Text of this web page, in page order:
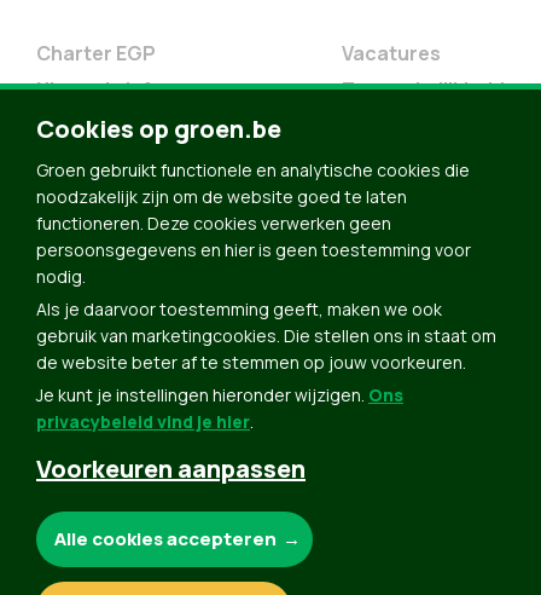
Charter EGP
Nieuwsbrief
Doe Mee
Contact
Groen in je buurt
Meldpunt
Vacatures
Toegankelijkheid
Word lid
Agenda
Bekijk kalender
Verleng je lidmaatschap
Programma oktober 2024
Programma juni 2024
Downloads
Webshop
Cookies op groen.be
Groen gebruikt functionele en analytische cookies die
noodzakelijk zijn om de website goed te laten
functioneren. Deze cookies verwerken geen
persoonsgegevens en hier is geen toestemming voor
nodig.
Als je daarvoor toestemming geeft, maken we ook
gebruik van marketingcookies. Die stellen ons in staat om
de website beter af te stemmen op jouw voorkeuren.
Je kunt je instellingen hieronder wijzigen. Ons
privacybeleid vind je hier.
Voorkeuren aanpassen
Alle cookies accepteren